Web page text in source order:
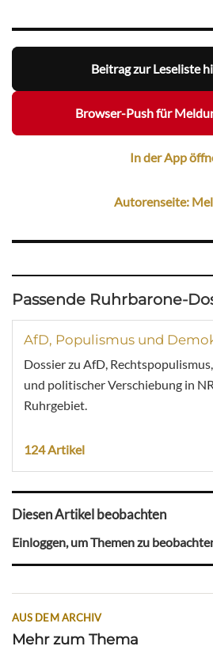
Beitrag zur Leseliste
Browser-Push für
In der App
Autorenseite:
Passende Ruhrbarone-
AfD, Populismus und
Dossier zu AfD,
und politischer Verschiebung in
Ruhrgebiet.
124 Artikel
Diesen Artikel beobachten
Einloggen, um Themen zu
AUS DEM ARCHIV
Mehr zum Thema